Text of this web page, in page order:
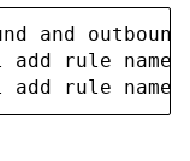
and outbound
rule
rule